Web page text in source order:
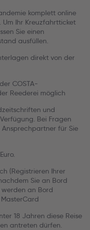
komplett online
Um Ihr Kreuzfahrtticket
Sie einen
ausfüllen.
direkt von der
COSTA-
Reederei möglich
und
Bei Fragen
für Sie
(Registrieren Ihrer
Sie an Bord
an Bord
18 Jahren diese Reise
antreten dürfen.